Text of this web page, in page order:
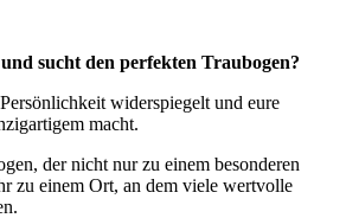
sucht den perfekten Traubogen?
widerspiegelt und eure
macht.
der nicht nur zu einem besonderen
zu einem Ort, an dem viele wertvolle